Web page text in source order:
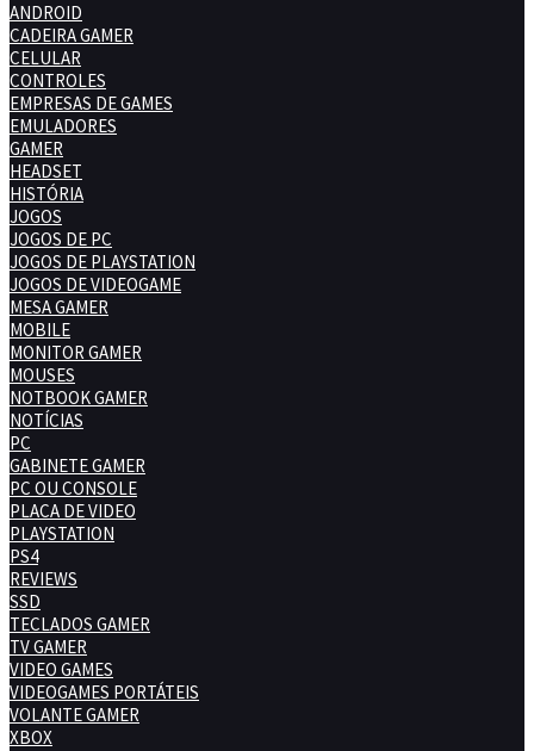
ANDROID
CADEIRA GAMER
CELULAR
CONTROLES
EMPRESAS DE GAMES
EMULADORES
GAMER
HEADSET
HISTÓRIA
JOGOS
JOGOS DE PC
JOGOS DE PLAYSTATION
JOGOS DE VIDEOGAME
MESA GAMER
MOBILE
MONITOR GAMER
MOUSES
NOTBOOK GAMER
NOTÍCIAS
PC
GABINETE GAMER
PC OU CONSOLE
PLACA DE VIDEO
PLAYSTATION
PS4
REVIEWS
SSD
TECLADOS GAMER
TV GAMER
VIDEO GAMES
VIDEOGAMES PORTÁTEIS
VOLANTE GAMER
XBOX